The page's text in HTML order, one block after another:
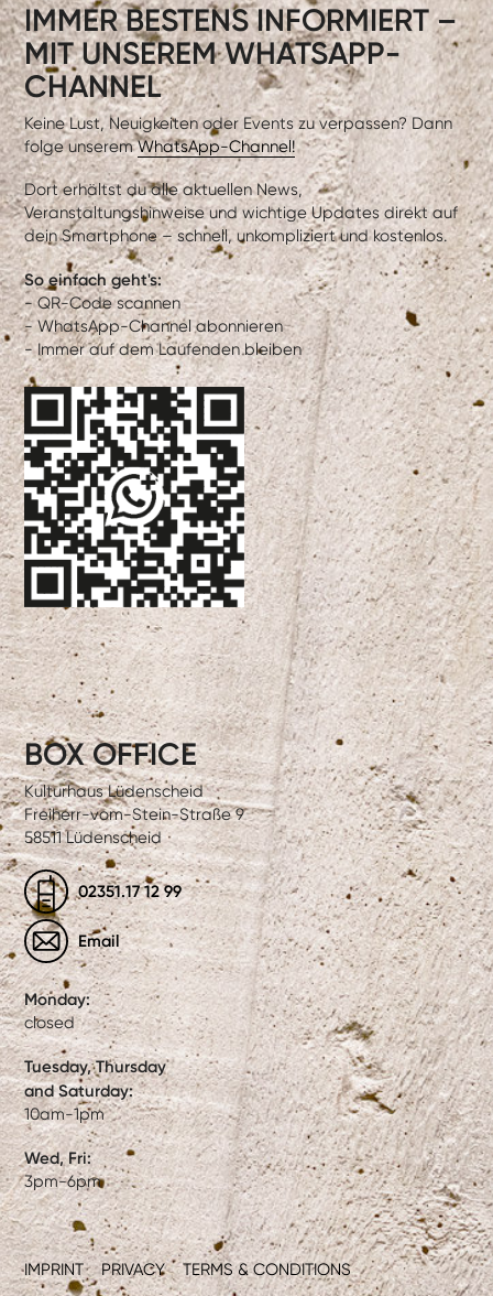
IMMER BESTENS INFORMIERT –
MIT UNSEREM WHATSAPP-
CHANNEL
Keine Lust, Neuigkeiten oder Events zu verpassen? Dann
folge unseremWhatsApp-Channel!
Dort erhältst du alle aktuellen News,
Veranstaltungshinweise und wichtige Updates direkt auf
dein Smartphone – schnell, unkompliziert und kostenlos.
So einfach geht's:
- QR-Code scannen
- WhatsApp-Channel abonnieren
- Immer auf dem Laufenden bleiben
IMPRINT PRIVACY TERMS & CONDITIONS
BOX OFFICE
Kulturhaus Lüdenscheid
Freiherr-vom-Stein-Straße 9
58511 Lüdenscheid
02351.17 12 99
Email
Monday:
closed
Tuesday, Thursday
and Saturday:
10am-1pm
Wed, Fri:
3pm-6pm